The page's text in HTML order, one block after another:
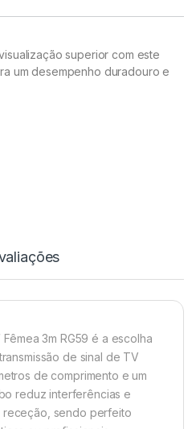
superior com este
um desempenho duradouro e
3m RG59 é a escolha
de sinal de TV
de comprimento e um
reduz interferências e
receção, sendo perfeito